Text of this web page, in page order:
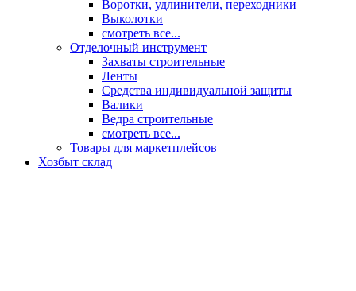
Воротки, удлинители, переходники
Выколотки
смотреть все...
Отделочный инструмент
Захваты строительные
Ленты
Средства индивидуальной защиты
Валики
Ведра строительные
смотреть все...
Товары для маркетплейсов
Хозбыт склад